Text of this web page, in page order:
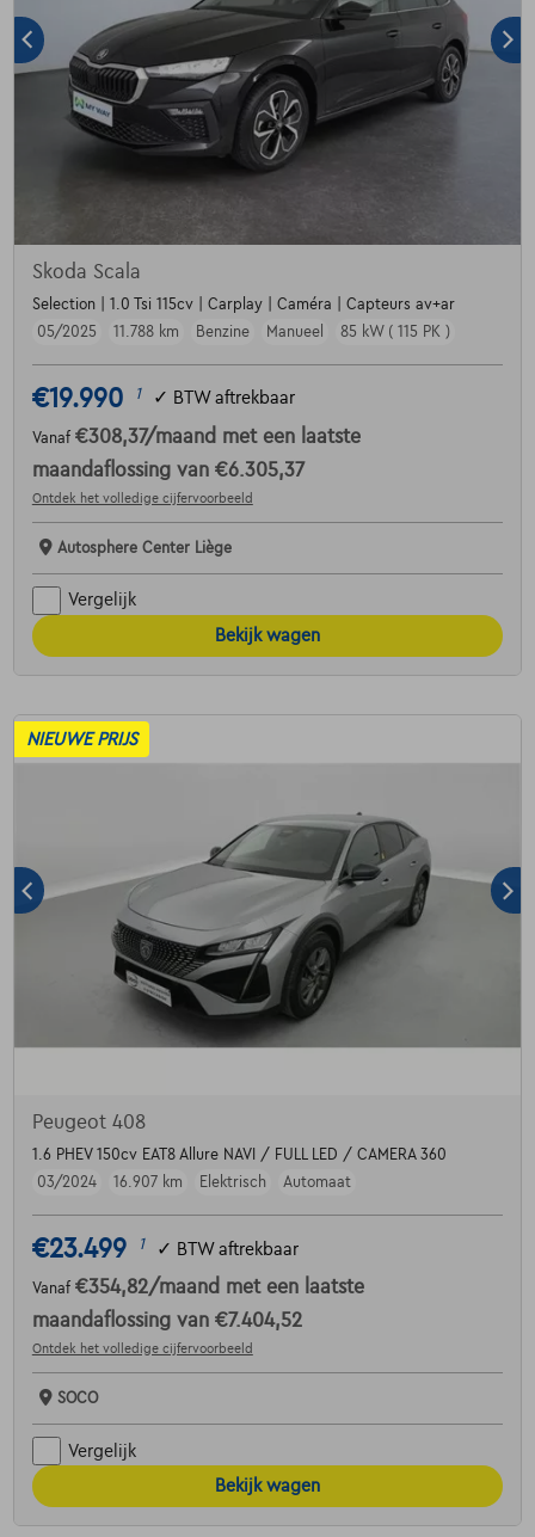
Skoda Scala
Selection | 1.0 Tsi 115cv | Carplay | Caméra | Capteurs av+ar
05/2025
11.788 km Benzine Manueel 85 kW ( 115 PK )
€19.990 1 ✓ BTW aftrekbaar
Vanaf €308,37/maand met een laatste
maandaflossing van €6.305,37
Ontdek het volledige cijfervoorbeeld
Autosphere Center Liège
Vergelijk
Bekijk wagen
NIEUWE PRIJS
Peugeot 408
1.6 PHEV 150cv EAT8 Allure NAVI / FULL LED / CAMERA 360
03/2024
16.907 km Elektrisch Automaat
€23.499 1 ✓ BTW aftrekbaar
Vanaf €354,82/maand met een laatste
maandaflossing van €7.404,52
Ontdek het volledige cijfervoorbeeld
SOCO
Vergelijk
Bekijk wagen